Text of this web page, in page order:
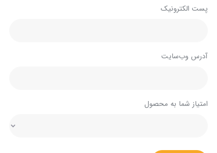
پست الکترونیک
آدرس وب‌سایت
امتیاز شما به محصول